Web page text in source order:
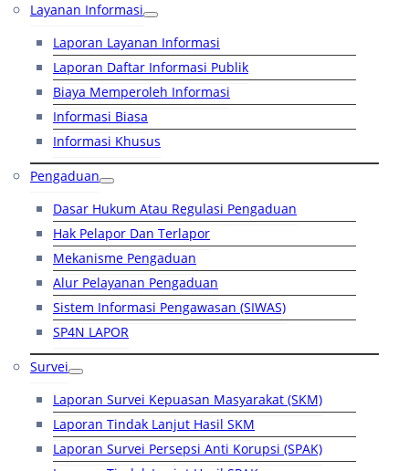
Layanan Informasi
Laporan Layanan Informasi
Laporan Daftar Informasi Publik
Biaya Memperoleh Informasi
Informasi Biasa
Informasi Khusus
Pengaduan
Dasar Hukum Atau Regulasi Pengaduan
Hak Pelapor Dan Terlapor
Mekanisme Pengaduan
Alur Pelayanan Pengaduan
Sistem Informasi Pengawasan (SIWAS)
SP4N LAPOR
Survei
Laporan Survei Kepuasan Masyarakat (SKM)
Laporan Tindak Lanjut Hasil SKM
Laporan Survei Persepsi Anti Korupsi (SPAK)